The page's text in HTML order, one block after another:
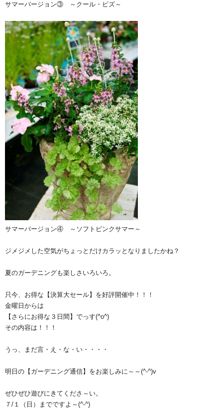
サマーバージョン③ ～クール・ビズ～
サマーバージョン④ ～ソフトピンクサマー～
ジメジメした空気がちょっとだけカラッとなりましたかね？
夏のガーデニングも楽しさいろいろ。
只今、お得な【決算大セール】を好評開催中！！！
金曜日からは
【さらにお得な３日間】でっす(^o^)ゞ
その内容は！！！
うっ、まだ言・え・な・い・・・・
明日の【ガーデニング通信】をお楽しみに～～(^-^)v
ぜひぜひ遊びにきてくださ～い。
７/１（日）までですよ～(^-^)